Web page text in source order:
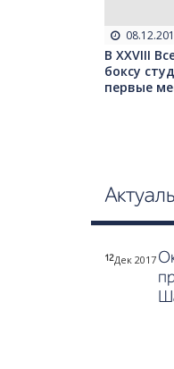
В XXVIII
боксу
первые
12Дек 2017